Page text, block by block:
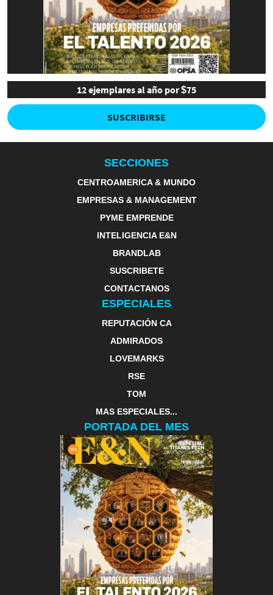
12 ejemplares al año por $75
SUSCRIBIRSE
SECCIONES
CENTROAMERICA & MUNDO
EMPRESAS & MANAGEMENT
PYME EMPRENDE
INTELIGENCIA E&N
BRANDLAB
SUSCRIBETE
CONTACTANOS
ESPECIALES
REPUTACIÓN CA
ADMIRADOS
LOVEMARKS
RSE
TOM
MAS ESPECIALES...
PORTADA DEL MES